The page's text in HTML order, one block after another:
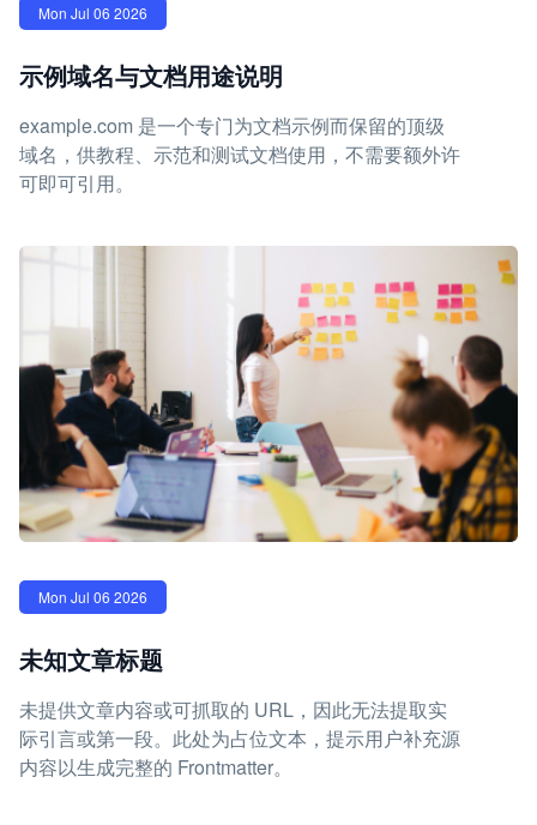
Mon Jul 06 2026
示例域名与文档用途说明
example.com 是一个专门为文档示例而保留的顶级
域名，供教程、示范和测试文档使用，不需要额外许
可即可引用。
Mon Jul 06 2026
未知文章标题
未提供文章内容或可抓取的 URL，因此无法提取实
际引言或第一段。此处为占位文本，提示用户补充源
内容以生成完整的 Frontmatter。